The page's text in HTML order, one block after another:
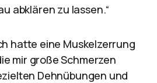
abklären zu lassen.“
hatte eine Muskelzerrung
mir große Schmerzen
Dehnübungen und